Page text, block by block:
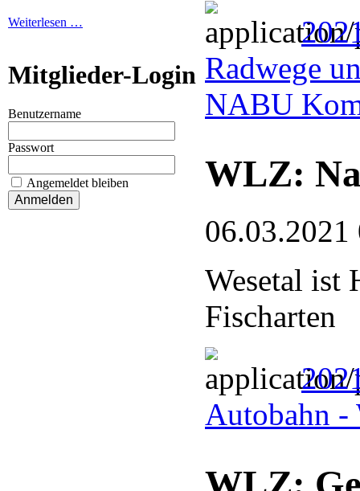
Weiterlesen …
Mitglieder-Login
Benutzername
Passwort
Angemeldet bleiben
Radwege
NABU
WLZ:
06.03.2021
Wesetal ist
Fischarten
Autobahn -